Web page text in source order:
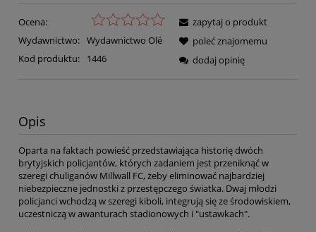
Ocena:
Wydawnictwo: Wydawnictwo Olé
Kod produktu:
1446
zapytaj o produkt
poleć znajomemu
dodaj opinię
Opis
Oparta na faktach powieść przedstawiająca historię dwóch
brytyjskich policjantów, których zadaniem jest przeniknąć w
szeregi chuliganów Millwall FC, żeby eliminować najbardziej
niebezpieczne jednostki z przestępczego światka. Dwaj młodzi
policjanci wchodzą w szeregi kiboli, integrują się ze środowiskiem,
uczestniczą w awanturach stadionowych i "ustawkach".